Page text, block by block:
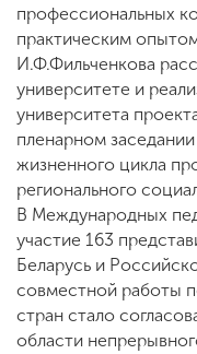
профессиональных
практическим
И.Ф.Фильченкова
университете и
университета
пленарном
жизненного цикла
регионального
В Международных
участие 163
Беларусь и
совместной работы
стран стало
области